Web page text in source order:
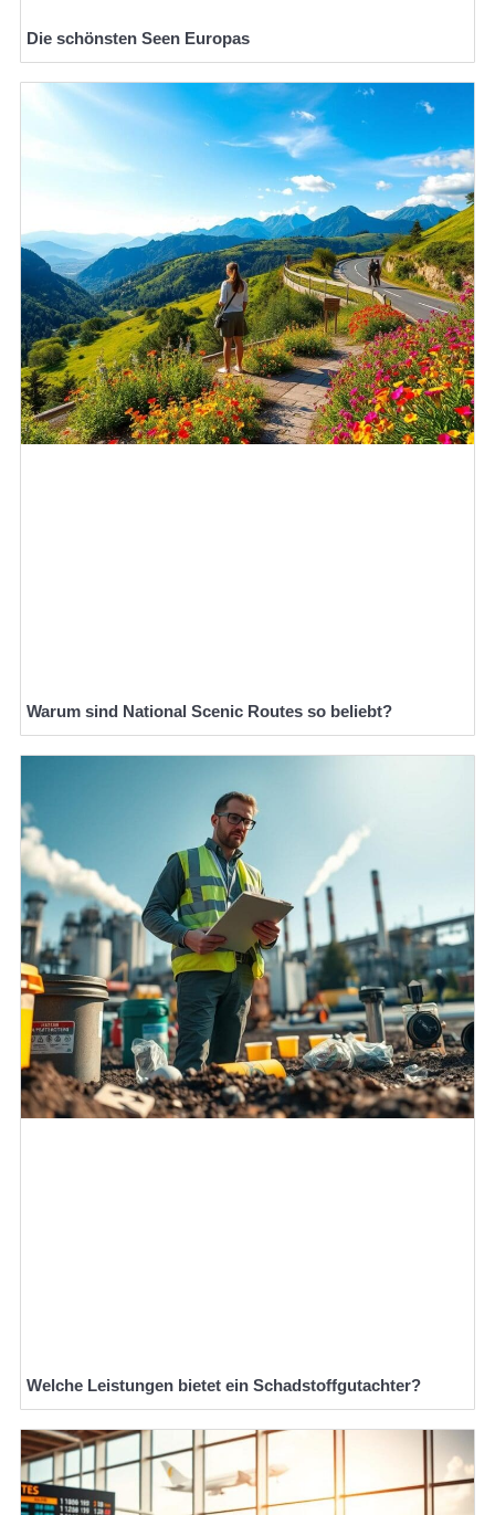
Die schönsten Seen Europas
Warum sind National Scenic Routes so beliebt?
Welche Leistungen bietet ein Schadstoffgutachter?